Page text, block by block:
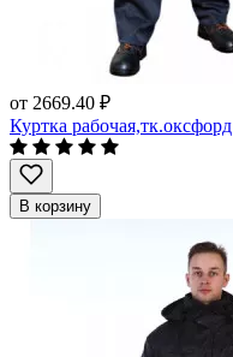
от 2669.40 ₽
Куртка рабочая,тк.оксфорд
В корзину